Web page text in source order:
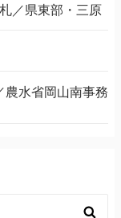
／県東部・三原
水省岡山南事務